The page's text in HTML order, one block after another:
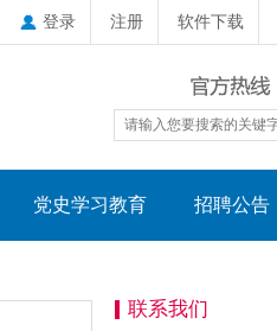
登录 注册 软件下载
党史学习教育 招聘公告
联系我们